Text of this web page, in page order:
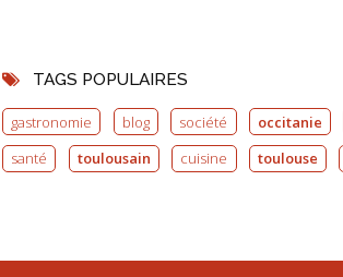
TAGS POPULAIRES
gastronomie blog société occitanie
santé
toulousain cuisine toulouse